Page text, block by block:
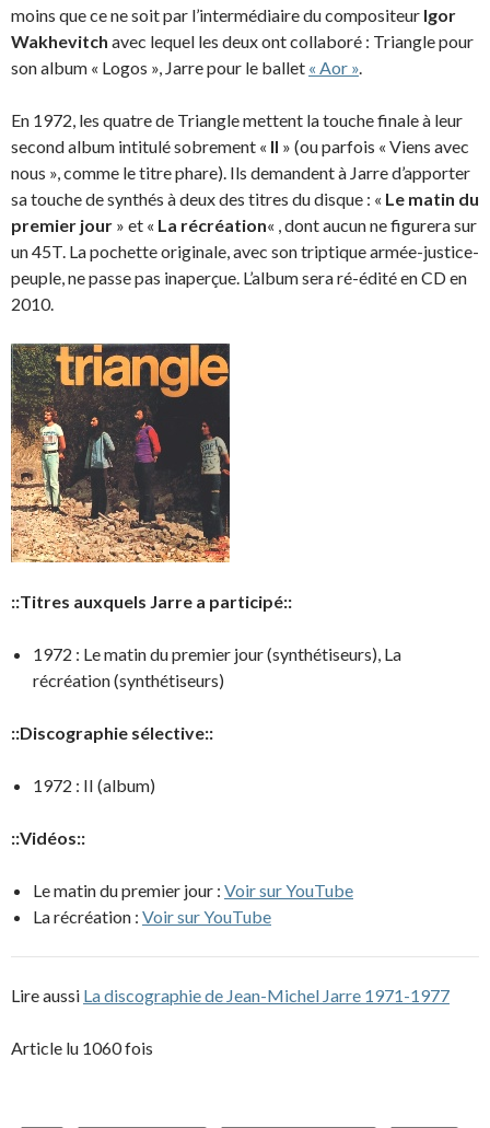
moins que ce ne soit par l’intermédiaire du compositeur Igor
Wakhevitch avec lequel les deux ont collaboré : Triangle pour
son album « Logos », Jarre pour le ballet « Aor ».
En 1972, les quatre de Triangle mettent la touche finale à leur
second album intitulé sobrement « II » (ou parfois « Viens avec
nous », comme le titre phare). Ils demandent à Jarre d’apporter
sa touche de synthés à deux des titres du disque : « Le matin du
premier jour » et « La récréation« , dont aucun ne figurera sur
un 45T. La pochette originale, avec son triptique armée-justice-
peuple, ne passe pas inaperçue. L’album sera ré-édité en CD en
2010.
::Titres auxquels Jarre a participé::
1972 : Le matin du premier jour (synthétiseurs), La
récréation (synthétiseurs)
::Discographie sélective::
1972 : II (album)
::Vidéos::
Le matin du premier jour : Voir sur YouTube
La récréation : Voir sur YouTube
Lire aussi La discographie de Jean-Michel Jarre 1971-1977
Article lu 1060 fois